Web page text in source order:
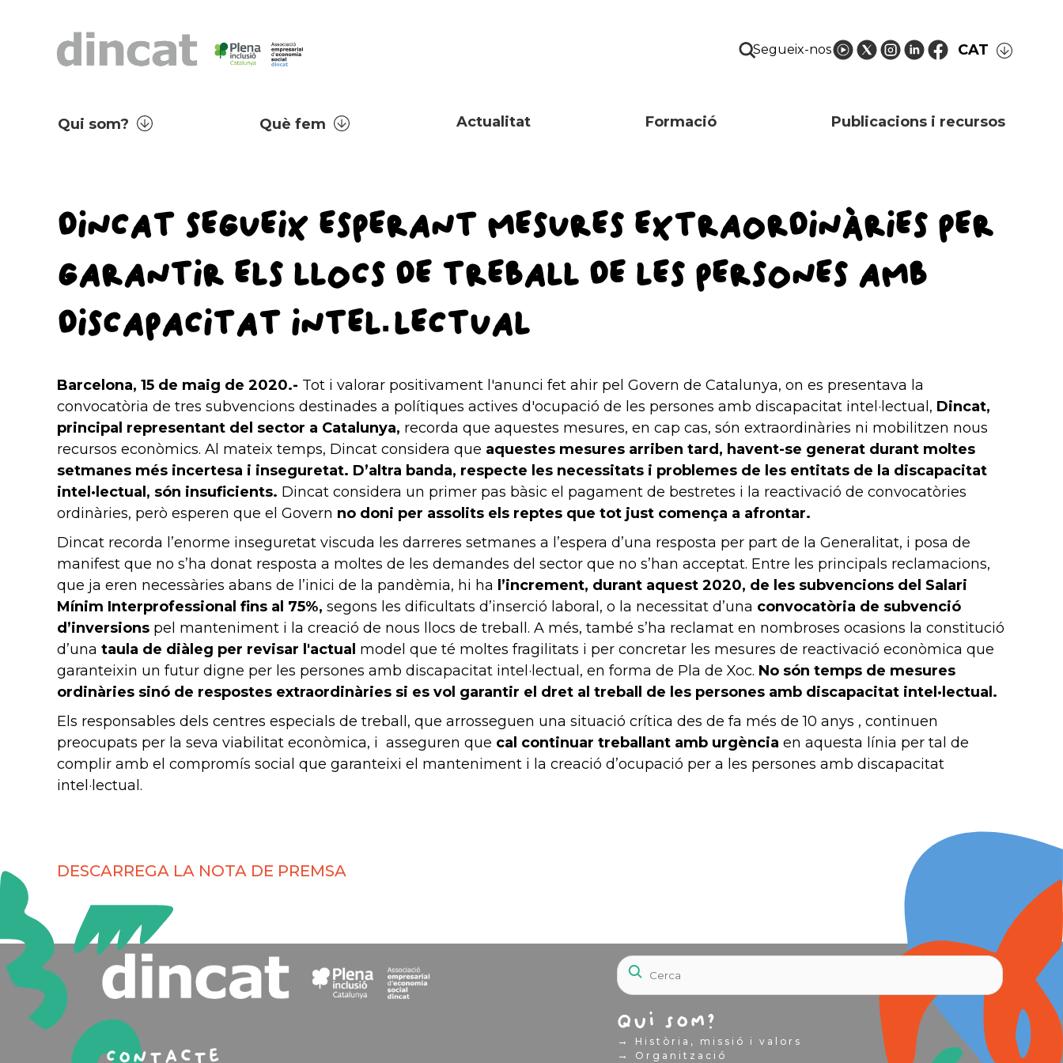
Segueix-nos CAT
Qui som? Què fem Actualitat Formació Publicacions i recursos
DINCAT SEGUEIX ESPERANT MESURES EXTRAORDINÀRIES PER
GARANTIR ELS LLOCS DE TREBALL DE LES PERSONES AMB
DISCAPACITAT INTEL·LECTUAL
Barcelona, 15 de maig de 2020.- Tot i valorar positivament l'anunci fet ahir pel Govern de Catalunya, on es presentava la
convocatòria de tres subvencions destinades a polítiques actives d'ocupació de les persones amb discapacitat intel·lectual, Dincat,
principal representant del sector a Catalunya, recorda que aquestes mesures, en cap cas, són extraordinàries ni mobilitzen nous
recursos econòmics. Al mateix temps, Dincat considera que aquestes mesures arriben tard, havent-se generat durant moltes
setmanes més incertesa i inseguretat. D’altra banda, respecte les necessitats i problemes de les entitats de la discapacitat
intel·lectual, són insuficients. Dincat considera un primer pas bàsic el pagament de bestretes i la reactivació de convocatòries
ordinàries, però esperen que el Govern no doni per assolits els reptes que tot just comença a afrontar.
Dincat recorda l’enorme inseguretat viscuda les darreres setmanes a l’espera d’una resposta per part de la Generalitat, i posa de
manifest que no s’ha donat resposta a moltes de les demandes del sector que no s’han acceptat. Entre les principals reclamacions,
que ja eren necessàries abans de l’inici de la pandèmia, hi ha l’increment, durant aquest 2020, de les subvencions del Salari
Mínim Interprofessional fins al 75%, segons les dificultats d’inserció laboral, o la necessitat d’una convocatòria de subvenció
d’inversions pel manteniment i la creació de nous llocs de treball. A més, també s’ha reclamat en nombroses ocasions la constitució
d’una taula de diàleg per revisar l'actual model que té moltes fragilitats i per concretar les mesures de reactivació econòmica que
garanteixin un futur digne per les persones amb discapacitat intel·lectual, en forma de Pla de Xoc. No són temps de mesures
ordinàries sinó de respostes extraordinàries si es vol garantir el dret al treball de les persones amb discapacitat intel·lectual.
Els responsables dels centres especials de treball, que arrosseguen una situació crítica des de fa més de 10 anys , continuen
preocupats per la seva viabilitat econòmica, i asseguren que cal continuar treballant amb urgència en aquesta línia per tal de
complir amb el compromís social que garanteixi el manteniment i la creació d’ocupació per a les persones amb discapacitat
intel·lectual.
DESCARREGA LA NOTA DE PREMSA
Contacte
Qui som?
→ Història, missió i valors
→ Organització